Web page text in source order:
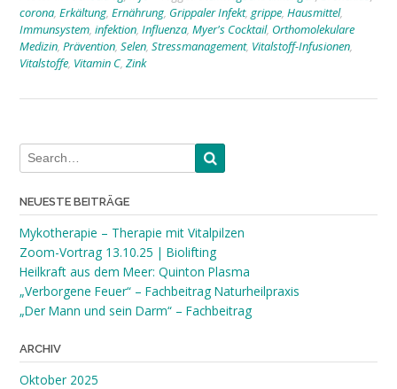
corona, Erkältung, Ernährung, Grippaler Infekt, grippe, Hausmittel,
Immunsystem, infektion, Influenza, Myer's Cocktail, Orthomolekulare
Medizin, Prävention, Selen, Stressmanagement, Vitalstoff-Infusionen,
Vitalstoffe, Vitamin C, Zink
NEUESTE BEITRÄGE
Mykotherapie – Therapie mit Vitalpilzen
Zoom-Vortrag 13.10.25 | Biolifting
Heilkraft aus dem Meer: Quinton Plasma
„Verborgene Feuer“ – Fachbeitrag Naturheilpraxis
„Der Mann und sein Darm“ – Fachbeitrag
ARCHIV
Oktober 2025